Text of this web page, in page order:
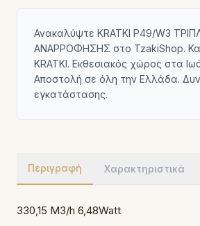
Ανακαλύψτε KRATKI P49/W3
ΑΝΑΡΡΟΦΗΣΗΣ στο TzakiShop.
KRATKI. Εκθεσιακός χώρος στα
Αποστολή σε όλη την Ελλάδα.
εγκατάστασης.
Περιγραφή Χαρακτηριστικά
330,15 M3/h 6,48Watt